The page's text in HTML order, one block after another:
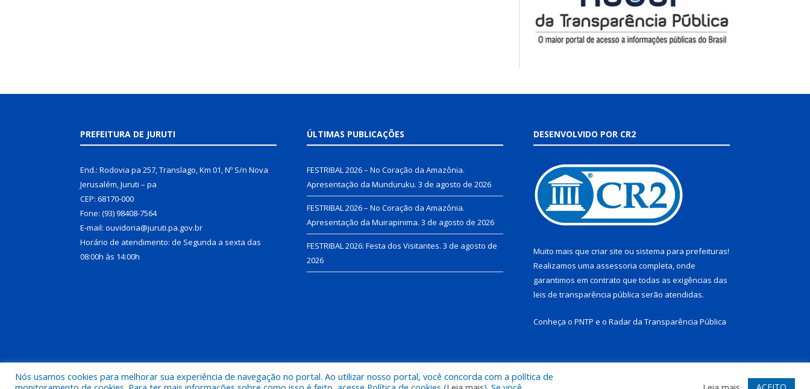
PREFEITURA DE JURUTI
End.: Rodovia pa 257, Translago, Km 01, Nº S/n Nova
Jerusalém, Juruti – pa
CEP: 68170-000
Fone: (93) 98408-7564
E-mail: ouvidoria@juruti.pa.gov.br
Horário de atendimento: de Segunda a sexta das
08:00h às 14:00h
ÚLTIMAS PUBLICAÇÕES
FESTRIBAL 2026 – No Coração da Amazônia.
Apresentação da Munduruku. 3 de agosto de 2026
FESTRIBAL 2026 – No Coração da Amazônia.
Apresentação da Muirapinima. 3 de agosto de 2026
FESTRIBAL 2026: Festa dos Visitantes. 3 de agosto de
2026
DESENVOLVIDO POR CR2
Muito mais que criar site ou sistema para prefeituras!
Realizamos uma assessoria completa, onde
garantimos em contrato que todas as exigências das
leis de transparência pública serão atendidas.
Conheça o PNTP e o Radar da Transparência Pública
Todos os direitos reservados a Prefeitura Municipal de Juruti. Mapa do Site Acessar Webmail
Nós usamos cookies para melhorar sua experiência de navegação no portal. Ao utilizar nosso portal, você concorda com a política de
ACEITO